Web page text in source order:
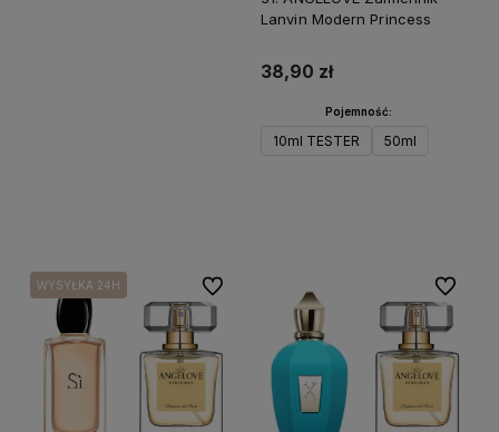
Lanvin Modern Princess
38,90 zł
Pojemność:
10ml TESTER 50ml
WYSYŁKA 24H Do ulubionych Do